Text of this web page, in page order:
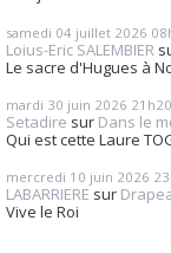
samedi 04 juillet 2026
Loius-Eric SALEMBIER
Le sacre d'Hugues à
mardi 30 juin 2026 21h20
Setadire sur Dans le
Qui est cette Laure
mercredi 10 juin 2026
LABARRIERE sur
Vive le Roi